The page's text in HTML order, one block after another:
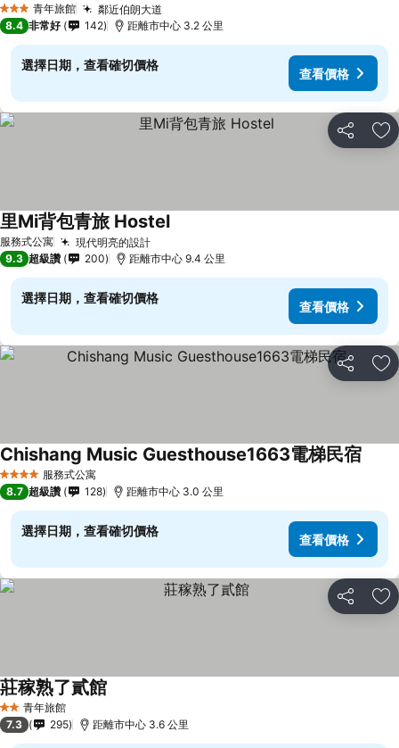
3 星級 青年旅館 鄰近伯朗大道
8.4 非常好 142 距離市中心 3.2 公里
選擇日期，查看確切價格
查看價格
分享 加
服務式公寓 現代明亮的設計查看價格
里Mi背包青旅 Hostel查看價格
9.3 超級讚 200 距離市中心 9.4 公里
選擇日期，查看確切價格
查看價格
分享 加
4 星級 服務式公寓
Chishang Music Guesthouse1663電梯民宿
8.7 超級讚 128 距離市中心 3.0 公里
選擇日期，查看確切價格
查看價格
分享 加
2 星級青年旅館
莊稼熟了貳館
7.3 295 距離市中心 3.6 公里